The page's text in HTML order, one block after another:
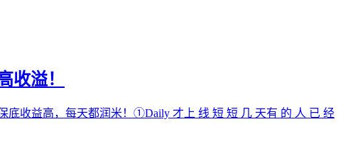
收溢！
底收益高，每天都润米！①Daily 才上 线 短 短 几 天有 的 人 已 经